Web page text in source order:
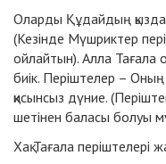
Оларды Құдайдың
(Кезінде Мүшриктер
ойлайтын). Алла Тағала
биік. Періштелер –
қисынсыз дүние.
шетінен баласы болуы
Хақ Тағала періштелері